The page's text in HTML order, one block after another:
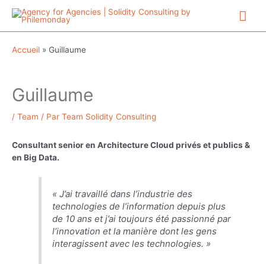
contenu
Accueil » Guillaume
Guillaume
/ Team / Par Team Solidity Consulting
Consultant senior en Architecture Cloud ​​privés et publics &
en Big Data.
« J’ai travaillé dans l’industrie des
technologies de l’information depuis plus
de 10 ans et j’ai toujours été passionné par
l’innovation et la manière dont les gens
interagissent avec les technologies. »